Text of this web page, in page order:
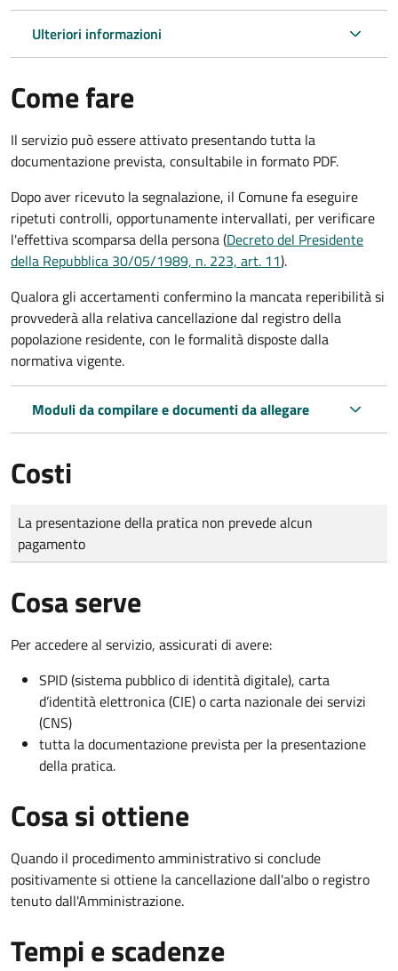
Ulteriori informazioni
Come fare
Il servizio può essere attivato presentando tutta la
documentazione prevista, consultabile in formato PDF.
Dopo aver ricevuto la segnalazione, il Comune fa eseguire
ripetuti controlli, opportunamente intervallati, per verificare
l'effettiva scomparsa della persona (Decreto del Presidente
della Repubblica 30/05/1989, n. 223, art. 11).
Qualora gli accertamenti confermino la mancata reperibilità si
provvederà alla relativa cancellazione dal registro della
popolazione residente, con le formalità disposte dalla
normativa vigente.
Moduli da compilare e documenti da allegare
Costi
Tipo di pagamento
Importo
La presentazione della pratica non prevede alcun
pagamento
Cosa serve
Per accedere al servizio, assicurati di avere:
SPID (sistema pubblico di identità digitale), carta
d’identità elettronica (CIE) o carta nazionale dei servizi
(CNS)
tutta la documentazione prevista per la presentazione
della pratica.
Cosa si ottiene
Quando il procedimento amministrativo si conclude
positivamente si ottiene la cancellazione dall'albo o registro
tenuto dall'Amministrazione.
Tempi e scadenze